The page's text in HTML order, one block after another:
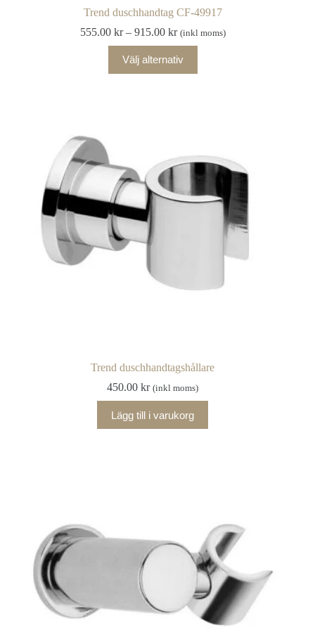
Trend duschhandtag CF-49917
555.00 kr – 915.00 krPrisintervall:
555.00 kr
till
(inkl moms)
Välj alternativ
här
produkten
kan
väljas
på
produktsidan
Trend duschhandtagshållare
450.00kr (inkl moms)
Lägg till i varukorg